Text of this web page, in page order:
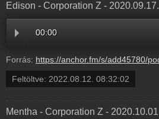
Edison - Corporation Z -
00:00
Forrás: https://anchor.fm/s/add45780/podcast/play/56077403/https%3A%2F%2Fd3ctxlq1ktw2nl.cloudfront.net%2Fstaging%2F2022-7-12%2F9432183f-e355-65f1-
Feltöltve: 2022.08.12. 08:32:02
Mentha - Corporation Z -